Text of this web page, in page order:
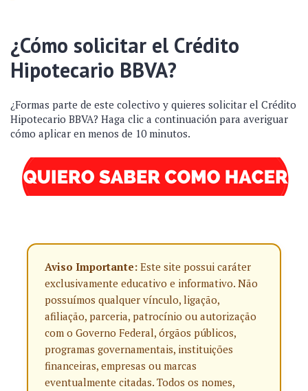
¿Cómo solicitar el Crédito
Hipotecario BBVA?
¿Formas parte de este colectivo y quieres solicitar el Crédito
Hipotecario BBVA? Haga clic a continuación para averiguar
cómo aplicar en menos de 10 minutos.
Aviso Importante: Este site possui caráter
exclusivamente educativo e informativo. Não
possuímos qualquer vínculo, ligação,
afiliação, parceria, patrocínio ou autorização
com o Governo Federal, órgãos públicos,
programas governamentais, instituições
financeiras, empresas ou marcas
eventualmente citadas. Todos os nomes,